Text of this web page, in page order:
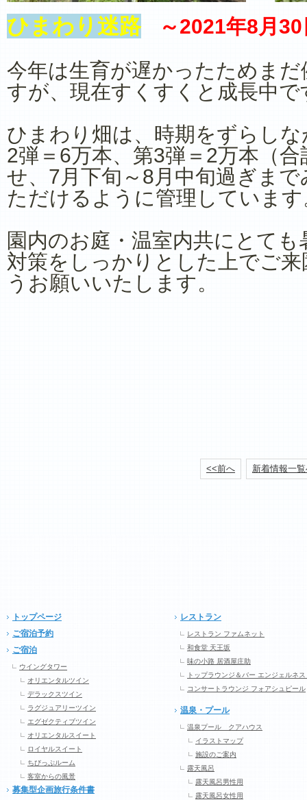
ひまわり迷路
～2021年8月
今年は生育が遅かったためま
すが、現在すくすくと成長中で
ひまわり畑は、時期をずらし
2弾＝6万本、第3弾＝2万本（
せ、7月下旬～8月中旬過ぎま
ただけるように管理しています
園内のお庭・温室内共にとて
対策をしっかりとした上でご
うお願いいたします。
<<前へ 新着情報一
トップページ
ご宿泊予約
ご宿泊
ウイングタワー
オリエンタルツイン
デラックスツイン
ラグジュアリーツイン
エグゼクティブツイン
オリエンタルスイート
ロイヤルスイート
ちびっぷルーム
客室からの風景
募集型企画旅行条件書
レストラン
レストラン ファムネット
和食堂 天王坂
味の小路 居酒屋庄助
トップラウンジ＆バー エンジェルネス
コンサートラウンジ フォアシュピール
温泉・プール
温泉プール クアハウス
イラストマップ
施設のご案内
露天風呂
露天風呂男性用
露天風呂女性用